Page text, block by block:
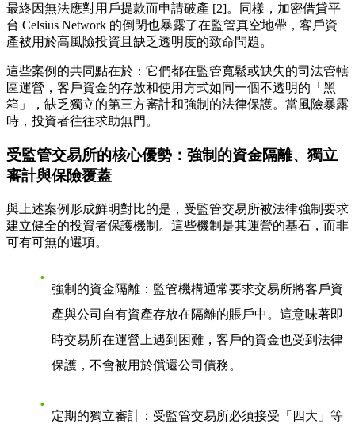
最終因無法應對用戶提款而申請破產 [2]。同樣，加密借貸平
台 Celsius Network 的倒閉也暴露了在監管真空地帶，客戶資
產被用於高風險投資且缺乏透明度的致命問題。
這些案例的共同點在於：它們都在監管寬鬆或缺失的司法管轄
區運營，客戶資金的存放和使用方式如同一個不透明的「黑
箱」，缺乏獨立的第三方審計和強制的法律保護。當風險暴露
時，投資者往往求助無門。
受監管交易所的核心優勢：強制的資金隔離、獨立
審計與保險覆蓋
與上述案例形成鮮明對比的是，受監管交易所被法律強制要求
建立健全的投資者保護機制。這些機制是其運營的基石，而非
可有可無的選項。
強制的資金隔離 ：監管機構通常要求交易所將客戶資
產與公司自有資產存放在隔離的賬戶中。這意味著即
時交易所在運營上遇到困難，客戶的資金也受到法律
保護，不會被用於償還公司債務。
定期的獨立審計 ：受監管交易所必須接受「四大」等